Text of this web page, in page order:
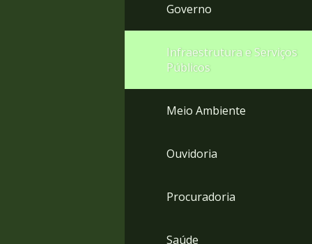
Governo
Infraestrutura e Serviços
Públicos
Meio Ambiente
Ouvidoria
Procuradoria
Saúde